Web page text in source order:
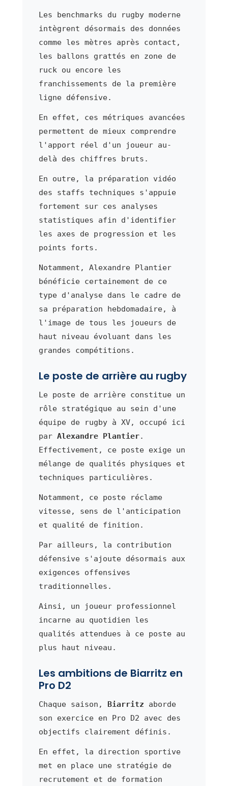
Les benchmarks du rugby moderne
intègrent désormais des données
comme les mètres après contact,
les ballons grattés en zone de
ruck ou encore les
franchissements de la première
ligne défensive.
En effet, ces métriques avancées
permettent de mieux comprendre
l'apport réel d'un joueur au-
delà des chiffres bruts.
En outre, la préparation vidéo
des staffs techniques s'appuie
fortement sur ces analyses
statistiques afin d'identifier
les axes de progression et les
points forts.
Notamment, Alexandre Plantier
bénéficie certainement de ce
type d'analyse dans le cadre de
sa préparation hebdomadaire, à
l'image de tous les joueurs de
haut niveau évoluant dans les
grandes compétitions.
Le poste de arrière au rugby
Le poste de arrière constitue un
rôle stratégique au sein d'une
équipe de rugby à XV, occupé ici
par Alexandre Plantier.
Effectivement, ce poste exige un
mélange de qualités physiques et
techniques particulières.
Notamment, ce poste réclame
vitesse, sens de l'anticipation
et qualité de finition.
Par ailleurs, la contribution
défensive s'ajoute désormais aux
exigences offensives
traditionnelles.
Ainsi, un joueur professionnel
incarne au quotidien les
qualités attendues à ce poste au
plus haut niveau.
Les ambitions de Biarritz en
Pro D2
Chaque saison, Biarritz aborde
son exercice en Pro D2 avec des
objectifs clairement définis.
En effet, la direction sportive
met en place une stratégie de
recrutement et de formation